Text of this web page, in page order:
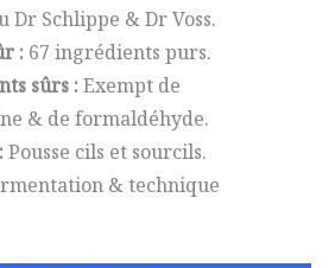
Dr Schlippe & Dr Voss.
: 67 ingrédients purs.
sûrs : Exempt de
& de formaldéhyde.
Pousse cils et sourcils.
& technique